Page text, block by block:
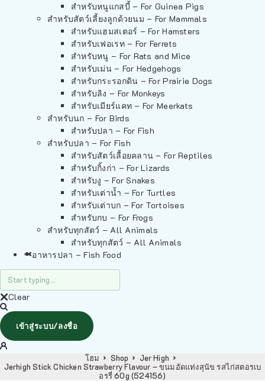
สำหรับหนูแกสบี้ – For Guinea Pigs
สำหรับสัตว์เลี้ยงลูกด้วยนม – For Mammals
สำหรับแฮมสเตอร์ – For Hamsters
สำหรับเฟอเรท – For Ferrets
สำหรับหนู – For Rats and Mice
สำหรับเม่น – For Hedgehogs
สำหรับกระรอกดิน – For Prairie Dogs
สำหรับลิง – For Monkeys
สำหรับเมียร์แคท – For Meerkats
สำหรับนก – For Birds
สำหรับปลา – For Fish
สำหรับปลา – For Fish
สำหรับสัตว์เลื้อยคลาน – For Reptiles
สำหรับกิ้งก่า – For Lizards
สำหรับงู – For Snakes
สำหรับเต่าน้ำ – For Turtles
สำหรับเต่าบก – For Tortoises
สำหรับกบ – For Frogs
สำหรับทุกสัตว์ – All Animals
สำหรับทุกสัตว์ – All Animals
อาหารปลา – Fish Food
Clear
เข้าสู่ระบบ/ลงชื่อ
โฮม Shop
Jer High
Jerhigh Stick Chicken Strawberry Flavour – ขนมอัดแท่งสุนัข รสไก่สตอรเบ
อรรี่ 60g (524156)